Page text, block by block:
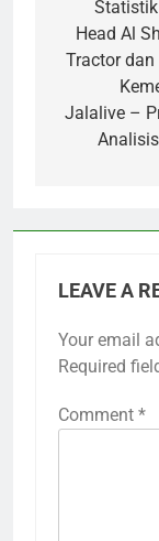
Head Al
Tractor dan
Jalalive –
LEAVE A
Your email
Required
Comment *